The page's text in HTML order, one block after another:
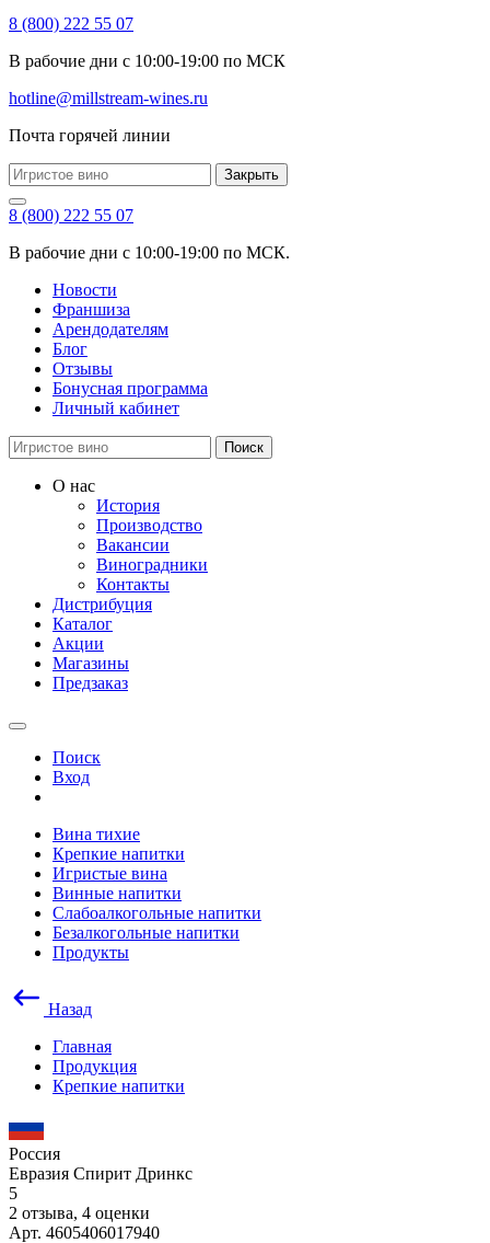
8 (800) 222 55 07
В рабочие дни с 10:00-19:00 по МСК
hotline@millstream-wines.ru
Почта горячей линии
Закрыть
8 (800) 222 55 07
В рабочие дни с 10:00-19:00 по МСК.
Новости
Франшиза
Арендодателям
Блог
Отзывы
Бонусная программа
Личный кабинет
Поиск
О нас
История
Производство
Вакансии
Виноградники
Контакты
Дистрибуция
Каталог
Акции
Магазины
Предзаказ
Поиск
Вход
Вина тихие
Крепкие напитки
Игристые вина
Винные напитки
Слабоалкогольные напитки
Безалкогольные напитки
Продукты
Назад
Главная
Продукция
Крепкие напитки
Россия
Евразия Спирит Дринкс
5
2 отзыва, 4 оценки
Арт. 4605406017940